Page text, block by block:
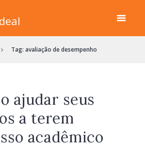
Tag: avaliação de desempenho
ajudar seus
a terem
acadêmico